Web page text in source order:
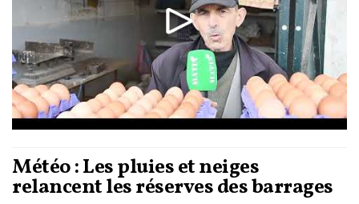
Météo : Les pluies et neiges
relancent les réserves des barrages